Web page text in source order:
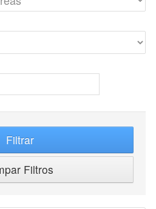
Filtrar
Filtros